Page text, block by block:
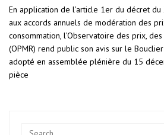
En application de l’article 1er du décret
aux accords annuels de modération des
consommation, l’Observatoire des prix,
(OPMR) rend public son avis sur le
adopté en assemblée plénière du 15
pièce